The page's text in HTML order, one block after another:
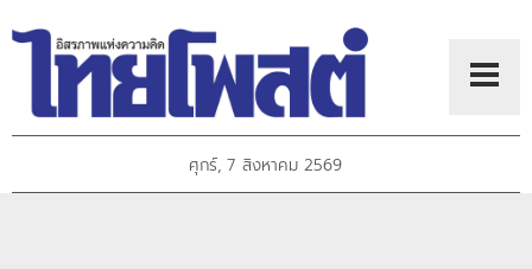
ศุกร์, 7 สิงหาคม 2569